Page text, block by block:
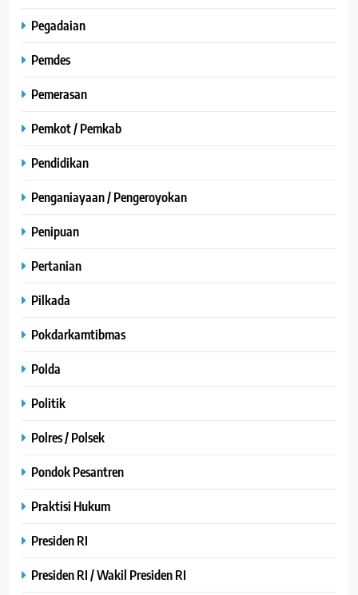
Pegadaian
Pemdes
Pemerasan
Pemkot / Pemkab
Pendidikan
Penganiayaan / Pengeroyokan
Penipuan
Pertanian
Pilkada
Pokdarkamtibmas
Polda
Politik
Polres / Polsek
Pondok Pesantren
Praktisi Hukum
Presiden RI
Presiden RI / Wakil Presiden RI